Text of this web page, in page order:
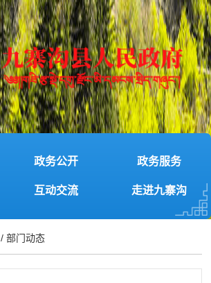
政务公开 政务服务
互动交流 走进九寨沟
/部门动态